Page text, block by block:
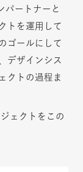
パートナーと
トを運用して
ゴールにして
デザインシス
クトの過程ま
ェクトをこの